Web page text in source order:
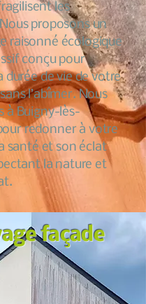
les
proposons un
raisonné écologique
conçu pour
durée de vie de votre
l’abîmer. Nous
à Buigny-lès-
redonner à votre
santé et son éclat
la nature et
façade